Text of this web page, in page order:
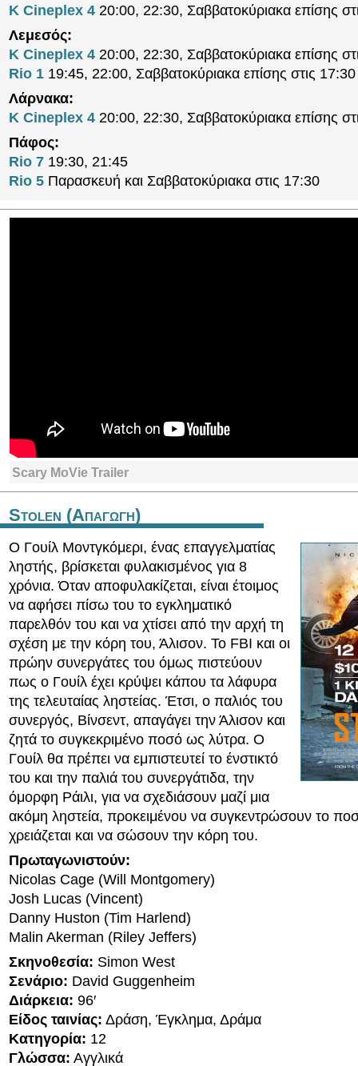
K Cineplex 4 20:00, 22:30, Σαββατοκύριακα επίσης
Λεμεσός:
K Cineplex 4 20:00, 22:30, Σαββατοκύριακα επίσης
Rio 1 19:45, 22:00, Σαββατοκύριακα επίσης στις 17:30
Λάρνακα:
K Cineplex 4 20:00, 22:30, Σαββατοκύριακα επίσης
Πάφος:
Rio 7 19:30, 21:45
Rio 5 Παρασκευή και Σαββατοκύριακα στις 17:30
Scary MoVie Trailer
Stolen (Απαγωγη)
Ο Γουίλ Μοντγκόμερι, ένας επαγγελματίας
ληστής, βρίσκεται φυλακισμένος για 8
χρόνια. Όταν αποφυλακίζεται, είναι έτοιμος
να αφήσει πίσω του το εγκληματικό
παρελθόν του και να χτίσει από την αρχή τη
σχέση με την κόρη του, Άλισον. Το FBI και οι
πρώην συνεργάτες του όμως πιστεύουν
πως ο Γουίλ έχει κρύψει κάπου τα λάφυρα
της τελευταίας ληστείας. Έτσι, ο παλιός του
συνεργός, Βίνσεντ, απαγάγει την Άλισον και
ζητά το συγκεκριμένο ποσό ως λύτρα. Ο
Γουίλ θα πρέπει να εμπιστευτεί το ένστικτό
του και την παλιά του συνεργάτιδα, την
όμορφη Ράιλι, για να σχεδιάσουν μαζί μια
ακόμη ληστεία, προκειμένου να συγκεντρώσουν το
χρειάζεται και να σώσουν την κόρη του.
Πρωταγωνιστούν:
Nicolas Cage (Will Montgomery)
Josh Lucas (Vincent)
Danny Huston (Tim Harlend)
Malin Akerman (Riley Jeffers)
Σκηνοθεσία: Simon West
Σενάριο: David Guggenheim
Διάρκεια: 96′
Είδος ταινίας: Δράση, Έγκλημα, Δράμα
Κατηγορία: 12
Γλώσσα: Αγγλικά